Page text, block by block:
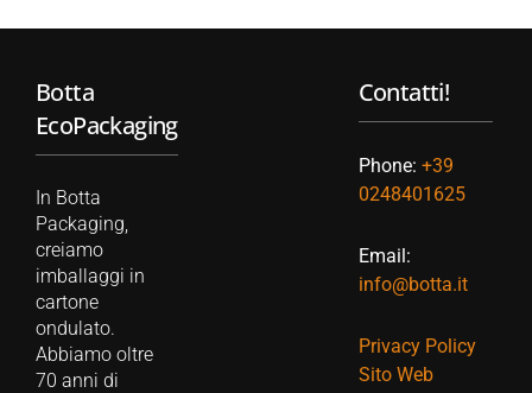
Botta
EcoPackaging
In Botta
Packaging,
creiamo
imballaggi in
cartone
ondulato.
Abbiamo oltre
70 anni di
Contatti!
Phone: +39
0248401625
Email:
info@botta.it
Privacy Policy
Sito Web